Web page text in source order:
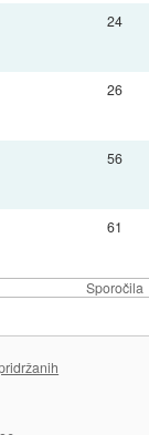
Sporočila
24
26
56
61